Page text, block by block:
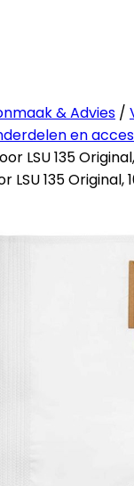
& Advies /
en
LSU 135
LSU 135 Original,